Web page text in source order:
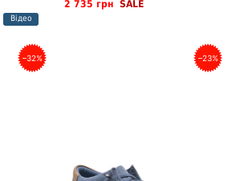
Відео
2 735 грн SALE
–32% –23%